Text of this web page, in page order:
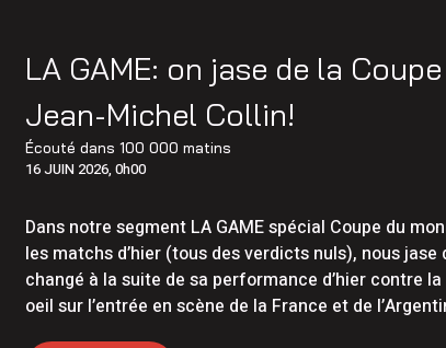
LA GAME: on jase de la
Jean-Michel Collin!
Écouté dans100 000 matins
16 JUIN 2026, 0h00
Dans notre segment LA GAME spécial Coupe du
les matchs d’hier (tous des verdicts nuls), nous
changé à la suite de sa performance d’hier contre
oeil sur l’entrée en scène de la France et de